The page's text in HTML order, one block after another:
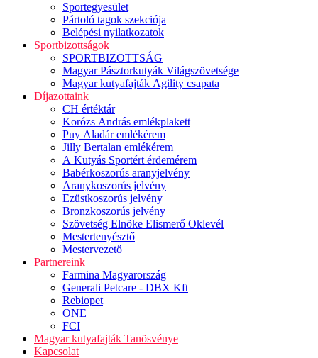
Sportegyesület
Pártoló tagok szekciója
Belépési nyilatkozatok
Sportbizottságok
SPORTBIZOTTSÁG
Magyar Pásztorkutyák Világszövetsége
Magyar kutyafajták Agility csapata
Díjazottaink
CH értéktár
Korózs András emlékplakett
Puy Aladár emlékérem
Jilly Bertalan emlékérem
A Kutyás Sportért érdemérem
Babérkoszorús aranyjelvény
Aranykoszorús jelvény
Ezüstkoszorús jelvény
Bronzkoszorús jelvény
Szövetség Elnöke Elismerő Oklevél
Mestertenyésztő
Mestervezető
Partnereink
Farmina Magyarország
Generali Petcare - DBX Kft
Rebiopet
ONE
FCI
Magyar kutyafajták Tanösvénye
Kapcsolat